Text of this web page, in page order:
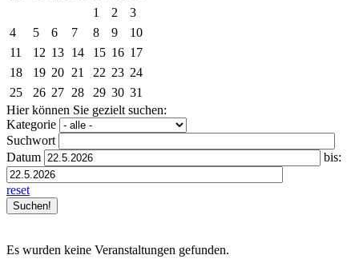
1
2
3
4
5 6 7 8 9
10
11
12 13 14 15 16 17
18
19 20 21 22 23 24
25
26 27 28 29 30 31
Hier können Sie gezielt suchen:
Kategorie
Suchwort
Datum
bis:
reset
Es wurden keine Veranstaltungen gefunden.